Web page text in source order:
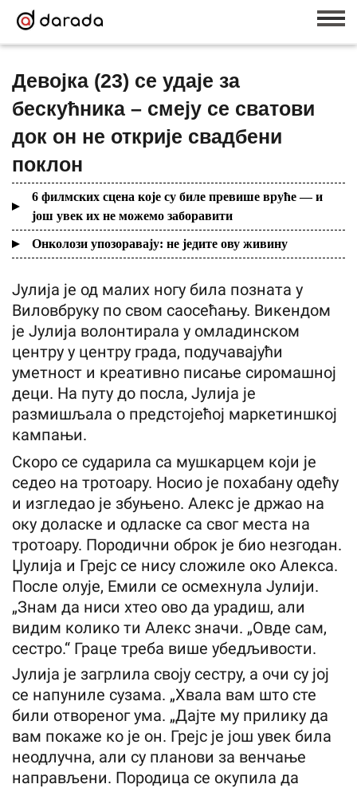
Девојка (23) се удаје за
бескућника – смеју се сватови
док он не открије свадбени
поклон
6 филмских сцена које су биле превише вруће — и
још увек их не можемо заборавити
Онколози упозоравају: не једите ову живину
Јулија је од малих ногу била позната у
Виловбруку по свом саосећању. Викендом
је Јулија волонтирала у омладинском
центру у центру града, подучавајући
уметност и креативно писање сиромашној
деци. На путу до посла, Јулија је
размишљала о предстојећој маркетиншкој
кампањи.
Скоро се сударила са мушкарцем који је
седео на тротоару. Носио је похабану одећу
и изгледао је збуњено. Алекс је држао на
оку доласке и одласке са свог места на
тротоару. Породични оброк је био незгодан.
Џулија и Грејс се нису сложиле око Алекса.
После олује, Емили се осмехнула Јулији.
„Знам да ниси хтео ово да урадиш, али
видим колико ти Алекс значи. „Овде сам,
сестро.“ Граце треба више убедљивости.
Јулија је загрлила своју сестру, а очи су јој
се напуниле сузама. „Хвала вам што сте
били отвореног ума. „Дајте му прилику да
вам покаже ко је он. Грејс је још увек била
неодлучна, али су планови за венчање
направљени. Породица се окупила да